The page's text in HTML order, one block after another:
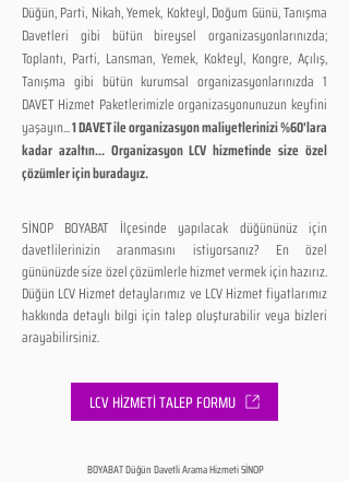
Düğün, Parti, Nikah, Yemek, Kokteyl, Doğum Günü, Tanışma
Davetleri gibi bütün bireysel organizasyonlarınızda;
Toplantı, Parti, Lansman, Yemek, Kokteyl, Kongre, Açılış,
Tanışma gibi bütün kurumsal organizasyonlarınızda 1
DAVET Hizmet Paketlerimizle organizasyonunuzun keyfini
yaşayın...1 DAVET ile organizasyon maliyetlerinizi %60'lara
kadar azaltın... Organizasyon LCV hizmetinde size özel
çözümler için buradayız.
SİNOP BOYABAT İlçesinde yapılacak düğününüz için
davetlilerinizin aranmasını istiyorsanız? En özel
gününüzde size özel çözümlerle hizmet vermek için hazırız.
Düğün LCV Hizmet detaylarımız ve LCV Hizmet fiyatlarımız
hakkında detaylı bilgi için talep oluşturabilir veya bizleri
arayabilirsiniz.
LCV HİZMETİ TALEP FORMU
BOYABAT Düğün Davetli Arama Hizmeti SİNOP